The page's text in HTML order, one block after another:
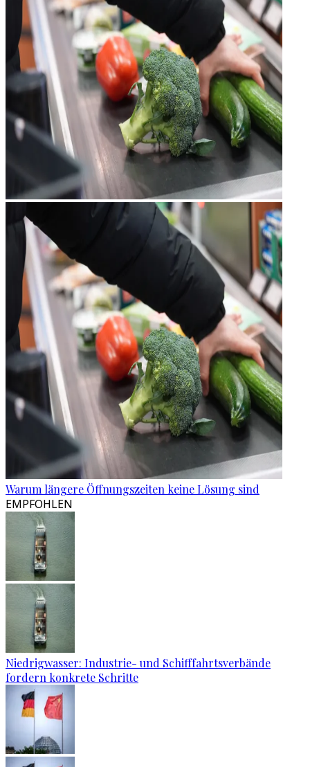
Warum längere Öffnungszeiten keine Lösung sind
EMPFOHLEN
Niedrigwasser: Industrie- und Schifffahrtsverbände
fordern konkrete Schritte